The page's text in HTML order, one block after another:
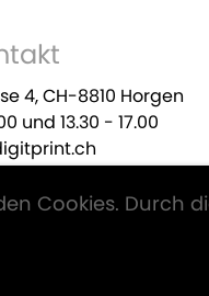
4, CH-8810 Horgen
und 13.30 - 17.00
Cookies. Durch